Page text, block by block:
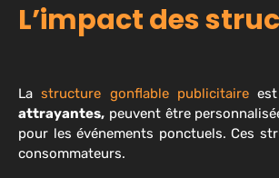
L’impact des
Lastructure gonflable publicitaireest
attrayantes, peuvent être
pour les événements ponctuels. Ces
consommateurs.